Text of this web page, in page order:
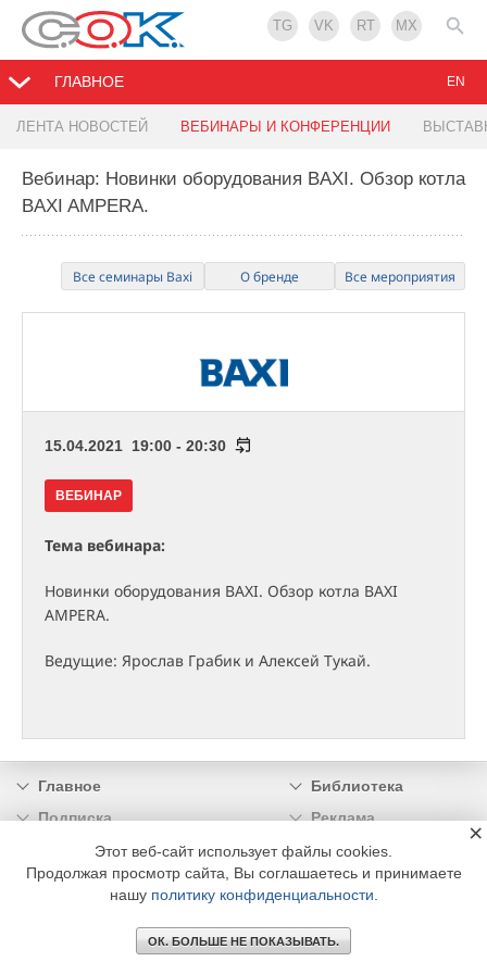
TG VK RT MX
ГЛАВНОЕ
ЛЕНТА НОВОСТЕЙ ВЕБИНАРЫ И КОНФЕРЕНЦИИ
EN
Вебинар: Новинки оборудования BAXI. Обзор котла
BAXI AMPERA.
Все семинары Baxi О бренде Все мероприятия
15.04.2021 19:00 - 20:30
ВЕБИНАР
Тема вебинара:
Новинки оборудования BAXI. Обзор котла BAXI
AMPERA.
Ведущие: Ярослав Грабик и Алексей Тукай.
Главное
Библиотека
Подписка
Реклама
Информация
© 2002 - 2026 OOO Издательский дом «МЕДИА ТЕХНОЛОДЖИ» +7 (495) 665-00-
Этот веб-сайт использует файлы cookies.
Продолжая просмотр сайта, Вы соглашаетесь и принимаете
нашу политику конфиденциальности
ОК. БОЛЬШЕ НЕ ПОКАЗЫВАТЬ.
×